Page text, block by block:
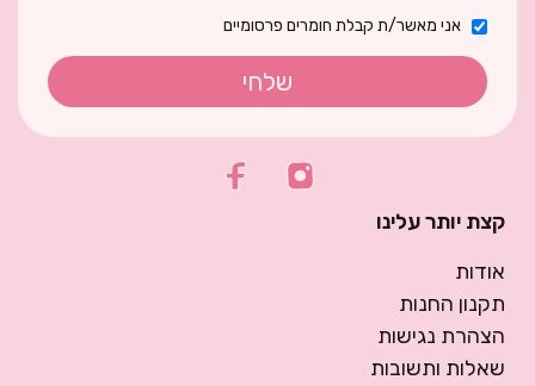
אני מאשר/ת קבלת חומרים פרסומיים
שלחי
קצת יותר עלינו
אודות
תקנון החנות
הצהרת נגישות
שאלות ותשובות